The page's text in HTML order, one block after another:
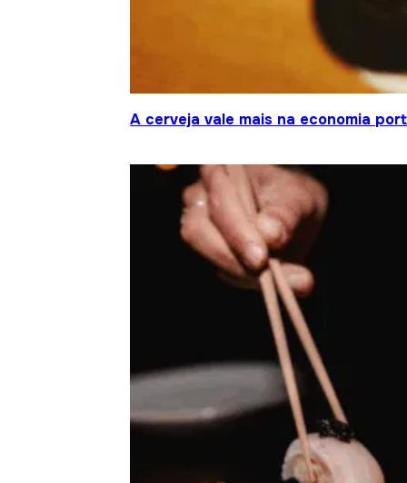
A cerveja vale mais na economia